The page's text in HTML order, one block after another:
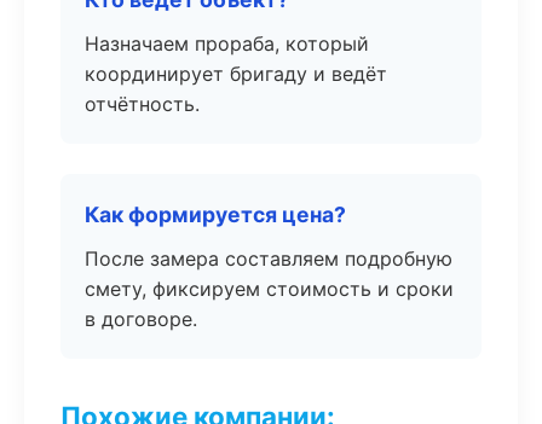
Назначаем прораба, который
координирует бригаду и ведёт
отчётность.
Как формируется цена?
После замера составляем подробную
смету, фиксируем стоимость и сроки
в договоре.
Похожие компании: